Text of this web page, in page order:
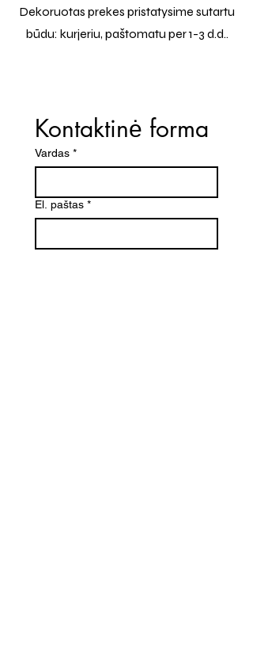
Dekoruotas prekes pristatysime sutartu
būdu: kurjeriu, paštomatu per 1-3 d.d..
Kontaktinė forma
Vardas *
El. paštas *